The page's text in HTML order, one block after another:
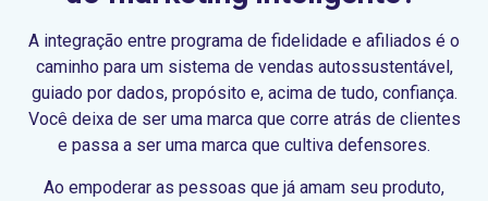
A integração entre programa de fidelidade e afiliados é o
caminho para um sistema de vendas autossustentável,
guiado por dados, propósito e, acima de tudo, confiança.
Você deixa de ser uma marca que corre atrás de clientes
e passa a ser uma marca que cultiva defensores.
Ao empoderar as pessoas que já amam seu produto,